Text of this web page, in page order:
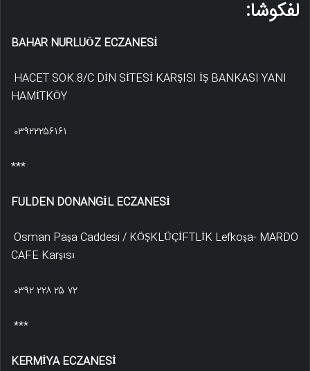
لفکوشا:
BAHAR NURLUÖZ ECZANESİ
HACET SOK.8/C DİN SİTESİ KARŞISI İŞ BANKASI YANI
HAMİTKÖY
۰۳۹۲۲۲۵۶۱۶۱
***
FULDEN DONANGİL ECZANESİ
Osman Paşa Caddesi / KÖŞKLÜÇİFTLİK Lefkoşa- MARDO
CAFE Karşısı
۰۳۹۲ ۲۲۸ ۲۵ ۷۲
***
KERMİYA ECZANESİ